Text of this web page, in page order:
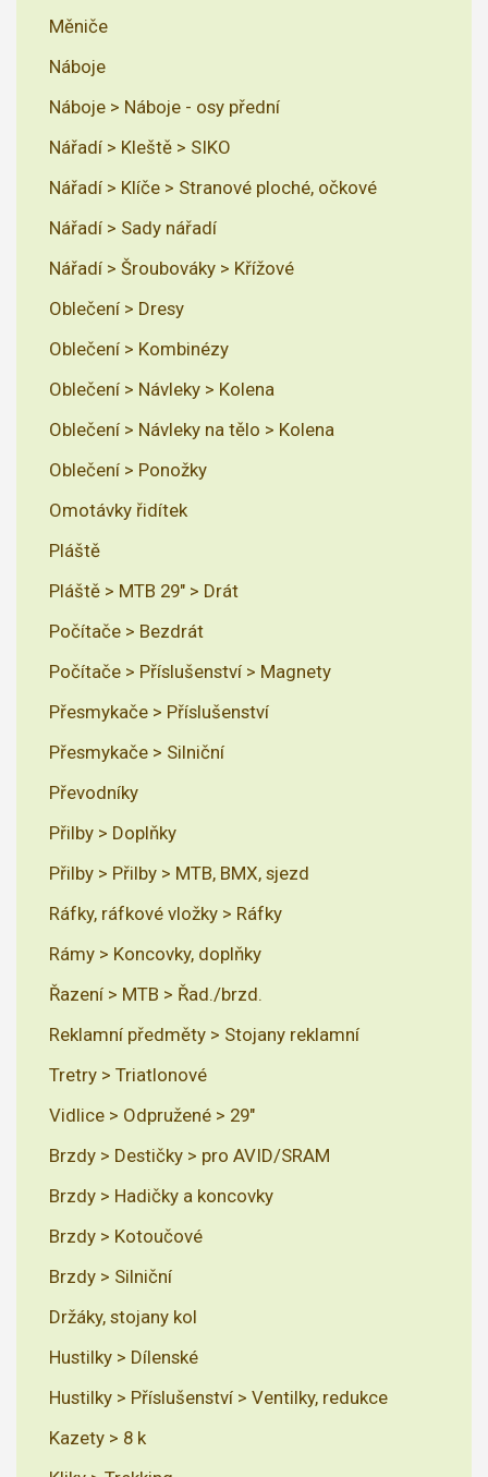
Měniče
Náboje
Náboje > Náboje - osy přední
Nářadí > Kleště > SIKO
Nářadí > Klíče > Stranové ploché, očkové
Nářadí > Sady nářadí
Nářadí > Šroubováky > Křížové
Oblečení > Dresy
Oblečení > Kombinézy
Oblečení > Návleky > Kolena
Oblečení > Návleky na tělo > Kolena
Oblečení > Ponožky
Omotávky řidítek
Pláště
Pláště > MTB 29" > Drát
Počítače > Bezdrát
Počítače > Příslušenství > Magnety
Přesmykače > Příslušenství
Přesmykače > Silniční
Převodníky
Přilby > Doplňky
Přilby > Přilby > MTB, BMX, sjezd
Ráfky, ráfkové vložky > Ráfky
Rámy > Koncovky, doplňky
Řazení > MTB > Řad./brzd.
Reklamní předměty > Stojany reklamní
Tretry > Triatlonové
Vidlice > Odpružené > 29"
Brzdy > Destičky > pro AVID/SRAM
Brzdy > Hadičky a koncovky
Brzdy > Kotoučové
Brzdy > Silniční
Držáky, stojany kol
Hustilky > Dílenské
Hustilky > Příslušenství > Ventilky, redukce
Kazety > 8 k